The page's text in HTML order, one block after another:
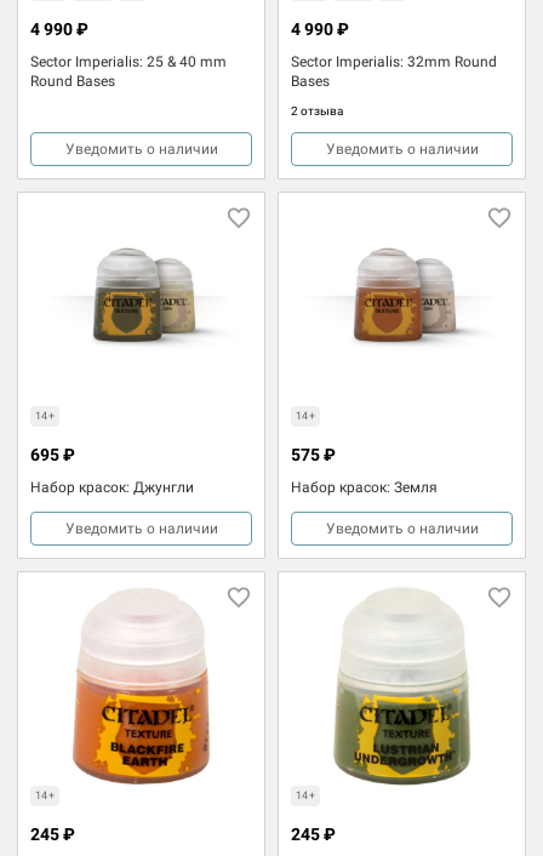
Sector Imperialis: 25 & 40 mm
Round Bases
4 990 ₽
Уведомить о наличии
Sector Imperialis: 32mm Round
Bases
2 отзыва
4 990 ₽
Уведомить о наличии
14+
Набор красок: Джунгли
695 ₽
Уведомить о наличии
14+
Набор красок: Земля
575 ₽
Уведомить о наличии
14+
245 ₽
14+
245 ₽